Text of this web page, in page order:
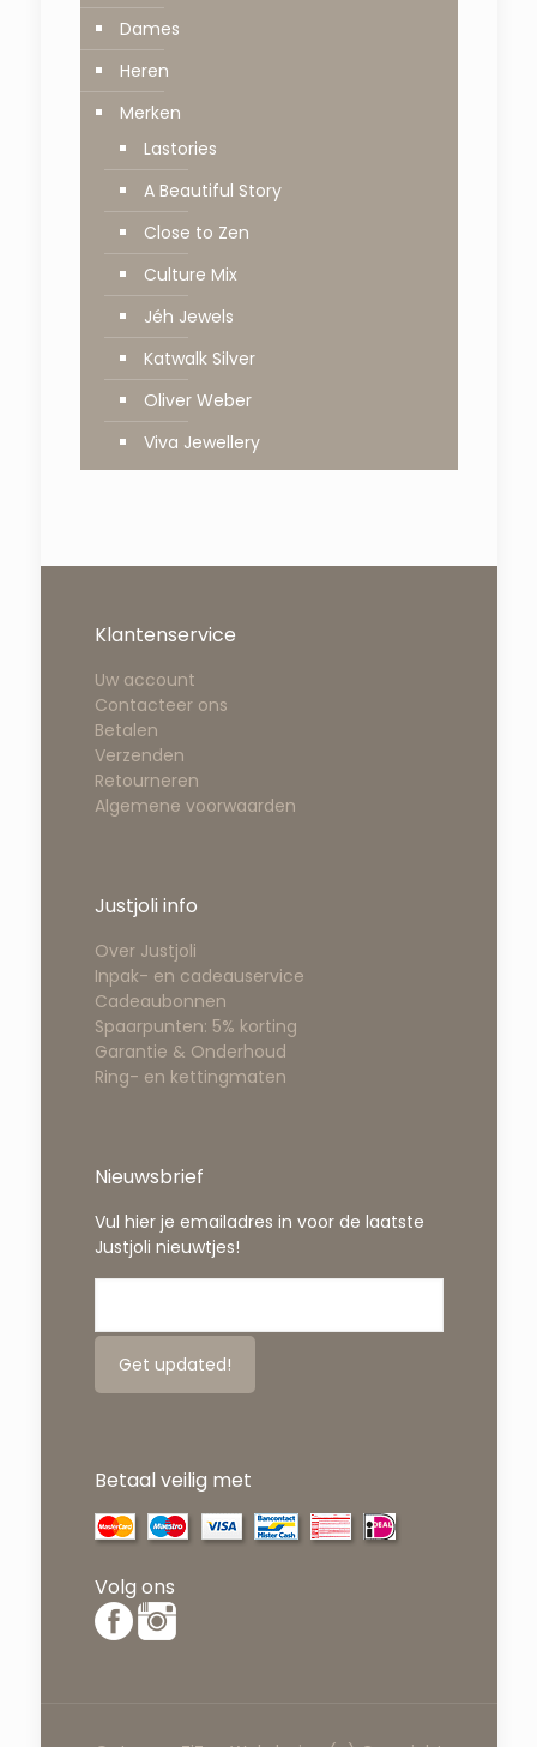
Dames
Heren
Merken
Lastories
A Beautiful Story
Close to Zen
Culture Mix
Jéh Jewels
Katwalk Silver
Oliver Weber
Viva Jewellery
Klantenservice
Uw account
Contacteer ons
Betalen
Verzenden
Retourneren
Algemene voorwaarden
Justjoli info
Over Justjoli
Inpak- en cadeauservice
Cadeaubonnen
Spaarpunten: 5% korting
Garantie & Onderhoud
Ring- en kettingmaten
Nieuwsbrief
Vul hier je emailadres in voor de laatste
Justjoli nieuwtjes!
Betaal veilig met
Volg ons